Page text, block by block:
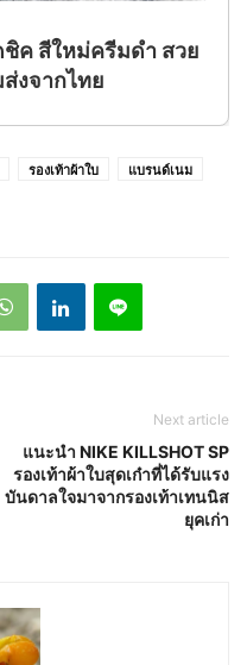
รองเท้าผ้าใบ
แบรนด์เนม
Next article
แนะนำ NIKE KILLSHOT SP
รองเท้าผ้าใบสุดเก๋าที่ได้รับแรง
บันดาลใจมาจากรองเท้าเทนนิส
ยุคเก่า